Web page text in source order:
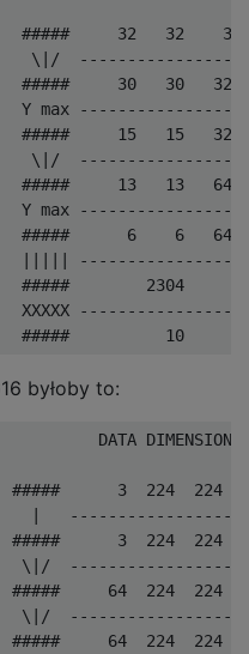
#####     32   32    3
\|/
#####     30   30   32
Y max
#####     15   15   32
\|/
#####     13   13   64
Y max
#####      6    6   64
|||||
#####        2304
XXXXX
byłoby to:
DATA
#####      3  224  224
|
#####      3  224  224
\|/
#####     64  224  224
\|/
#####     64  224  224